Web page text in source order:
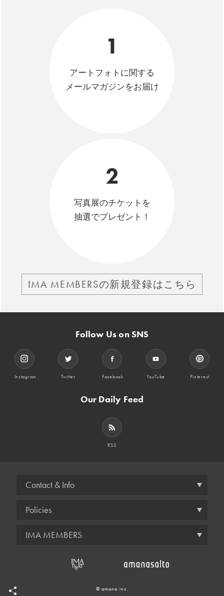
1
アートフォトに関する
メールマガジンをお届け
2
写真展のチケットを
抽選でプレゼント！
IMA MEMBERSの新規登録はこちら
Follow Us on SNS
Instagram Twitter Facebook YouTube Pinterest
Our Daily Feed
RSS
Contact & Info
Policies
IMA MEMBERS
© amana inc.